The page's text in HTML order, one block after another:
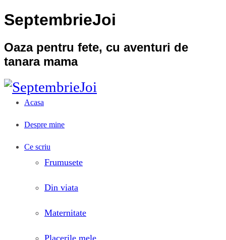
SeptembrieJoi
Oaza pentru fete, cu aventuri de
tanara mama
Acasa
Despre mine
Ce scriu
Frumusete
Din viata
Maternitate
Placerile mele